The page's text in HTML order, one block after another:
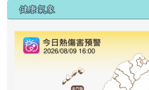
右邊區域內容
健康氣象